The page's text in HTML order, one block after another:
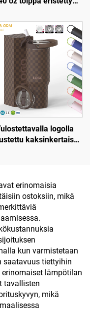
teräksinen
seinämä
pullo kahvalla
ja pilleri kantelella
logolla
kaksinkertaisen
terästä, 20
32 unssia, 40
matkatuoppi kansi
lämpimille ja
kylmille juomille
erinomaisia
ostoksiin, mikä
kun varmistetaan
saatavuus tiettyihin
lämpötilan
tavallisten
mikä